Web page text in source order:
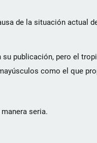
de la situación actual
publicación, pero el
como el que
seria.